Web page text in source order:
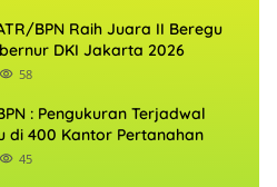
BPN Raih Juara II Beregu
DKI Jakarta 2026
58
: Pengukuran Terjadwal
di 400 Kantor Pertanahan
45